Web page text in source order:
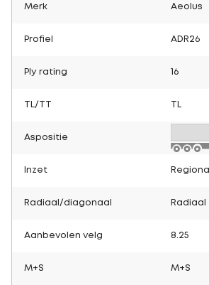
Merk Aeolus
Profiel ADR26
Ply rating 16
TL/TT
Aspositie
Inzet
Radiaal/diagonaal Radiaal
Aanbevolen velg 8.25
M+S M+S